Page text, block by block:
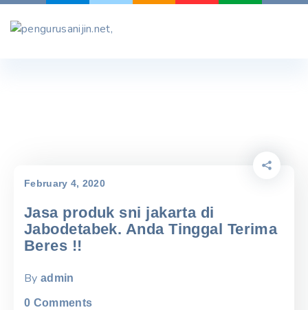
Skip
February 4, 2020
Jasa produk sni jakarta di
Jabodetabek. Anda Tinggal Terima
Beres !!
By admin
0 Comments